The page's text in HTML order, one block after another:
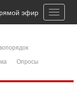
Toggle
эфир
Опросы